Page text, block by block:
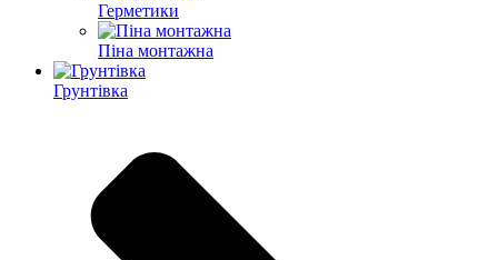
Герметики
Піна монтажна
Грунтівка